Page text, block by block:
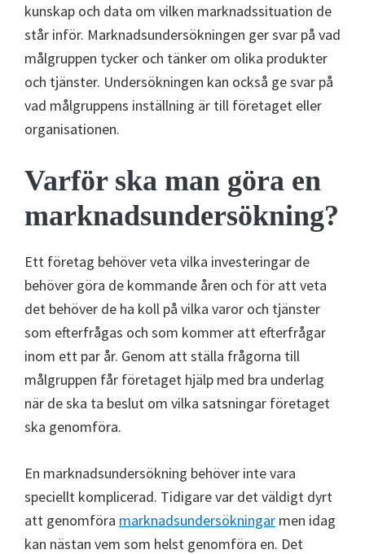
kunskap och data om vilken marknadssituation de
står inför. Marknadsundersökningen ger svar på vad
målgruppen tycker och tänker om olika produkter
och tjänster. Undersökningen kan också ge svar på
vad målgruppens inställning är till företaget eller
organisationen.
Varför ska man göra en
marknadsundersökning?
Ett företag behöver veta vilka investeringar de
behöver göra de kommande åren och för att veta
det behöver de ha koll på vilka varor och tjänster
som efterfrågas och som kommer att efterfrågar
inom ett par år. Genom att ställa frågorna till
målgruppen får företaget hjälp med bra underlag
när de ska ta beslut om vilka satsningar företaget
ska genomföra.
En marknadsundersökning behöver inte vara
speciellt komplicerad. Tidigare var det väldigt dyrt
att genomföra marknadsundersökningar men idag
kan nästan vem som helst genomföra en. Det